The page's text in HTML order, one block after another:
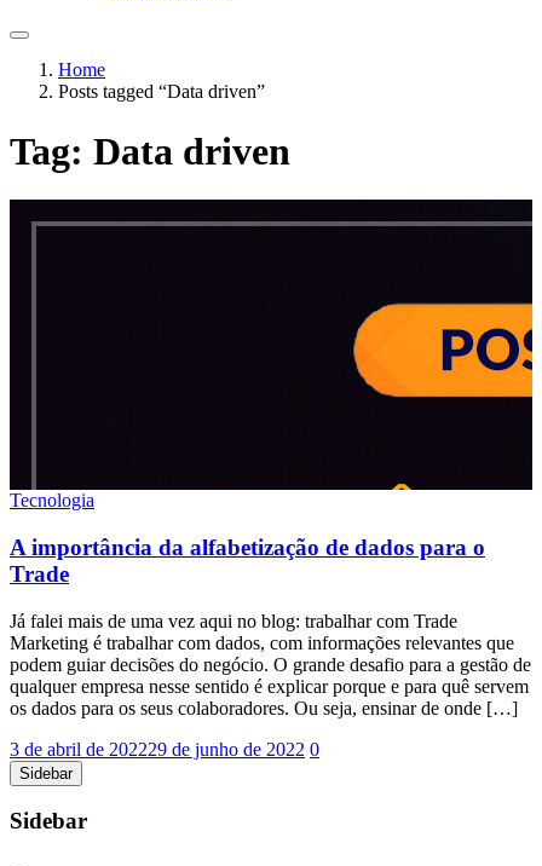
Home
Posts tagged “Data driven”
Tag: Data driven
Tecnologia
A importância da alfabetização de dados para o
Trade
Já falei mais de uma vez aqui no blog: trabalhar com Trade
Marketing é trabalhar com dados, com informações relevantes que
podem guiar decisões do negócio. O grande desafio para a gestão de
qualquer empresa nesse sentido é explicar porque e para quê servem
os dados para os seus colaboradores. Ou seja, ensinar de onde […]
3 de abril de 202229 de junho de 2022 0
Sidebar
Sidebar